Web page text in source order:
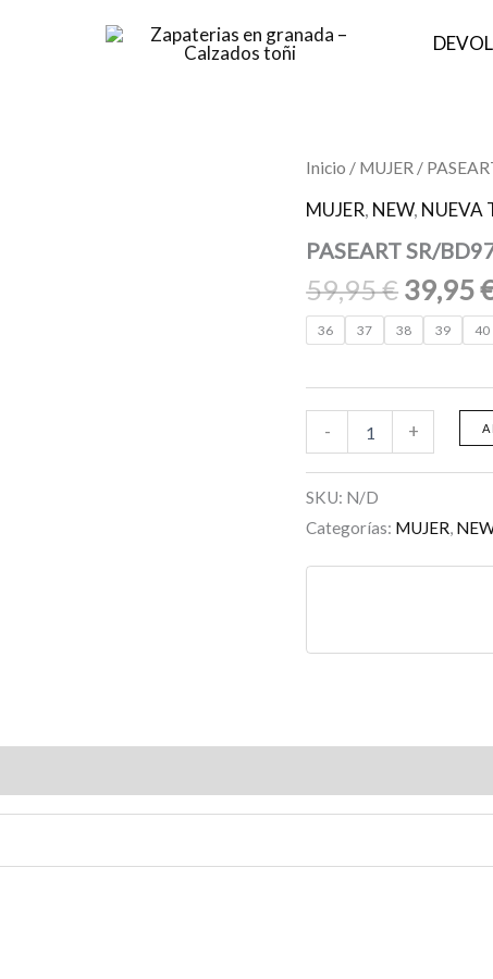
Inicio / MUJER /
MUJER, NEW, NUEVA
PASEART SR/
59,95€
El
precio
original
era:
59,95
39,95
36 37 38 39 40
-
PASEART
BANDA
cantidad
+
SKU: N/D
Categorías: MUJER,